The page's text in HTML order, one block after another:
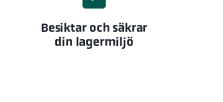
Besiktar och säkrar
din lagermiljö